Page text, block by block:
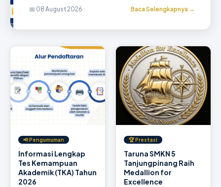
📅 08 August 2026 Baca Selengkapnya →
📢 Pengumuman
Informasi Lengkap
Tes Kemampuan
Akademik (TKA) Tahun
2026
🏆 Prestasi
Taruna SMKN 5
Tanjungpinang Raih
Medallion for
Excellence